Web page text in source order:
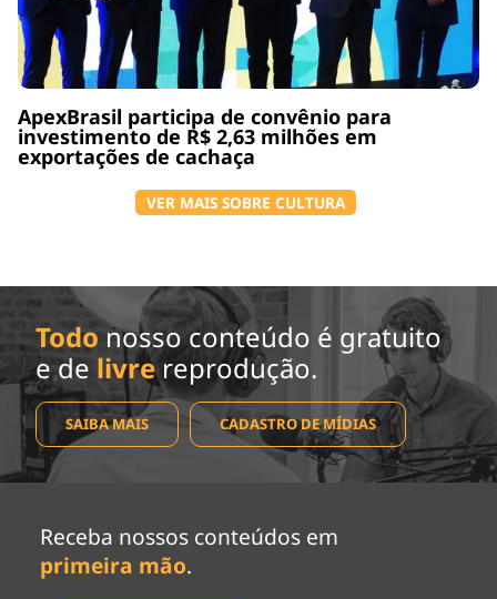
ApexBrasil participa de convênio para
investimento de R$ 2,63 milhões em
exportações de cachaça
VER MAIS SOBRE CULTURA
Todo nosso conteúdo é gratuito
e de livrereprodução.
SAIBA MAIS CADASTRO DE MÍDIAS
Receba nossos conteúdos em
primeira mão.